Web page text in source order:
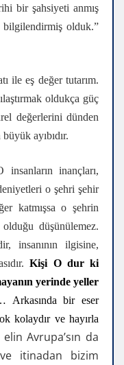
bir şahsiyeti anmış
bilgilendirmiş olduk.”
ile eş değer tutarım.
oldukça güç
değerlerini dünden
ayıbıdır.
inançları,
o şehri şehir
katmışsa o şehrin
düşünülemez.
insanının ilgisine,
Kişi O dur ki
yerinde yeller
Arkasında bir eser
kolaydır ve hayırla
Avrupa’sın da
itinadan bizim